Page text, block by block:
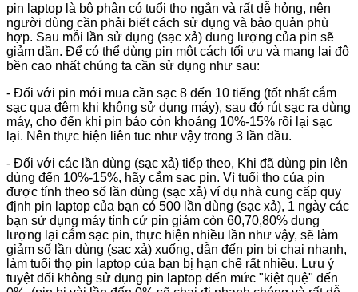
pin laptop là bộ phận có tuổi thọ ngắn và rất dễ hỏng, nên
người dùng cần phải biết cách sử dụng và bảo quản phù
hợp. Sau mỗi lần sử dụng (sạc xả) dung lượng của pin sẽ
giảm dần. Để có thể dùng pin một cách tối ưu và mang lại độ
bền cao nhất chúng ta cần sử dụng như sau:
- Đối với pin mới mua cần sạc 8 đến 10 tiếng (tốt nhất cắm
sạc qua đêm khi không sử dụng máy), sau đó rút sạc ra dùng
máy, cho đến khi pin báo còn khoảng 10%-15% rồi lại sạc
lại. Nên thực hiện liên tuc như vậy trong 3 lần đầu.
- Đối với các lần dùng (sạc xả) tiếp theo, Khi đã dùng pin lên
dùng đến 10%-15%, hãy cắm sạc pin. Vì tuổi thọ của pin
được tính theo số lần dùng (sạc xả) ví dụ nhà cung cấp quy
định pin laptop của bạn có 500 lần dùng (sạc xả), 1 ngày các
bạn sử dụng máy tính cứ pin giảm còn 60,70,80% dung
lượng lại cắm sạc pin, thực hiện nhiều lần như vậy, sẽ làm
giảm số lần dùng (sạc xả) xuống, dẫn đến pin bi chai nhanh,
làm tuổi thọ pin laptop của bạn bị hạn chế rất nhiều. Lưu ý
tuyệt đối không sử dụng pin laptop đến mức "kiệt quệ" đến